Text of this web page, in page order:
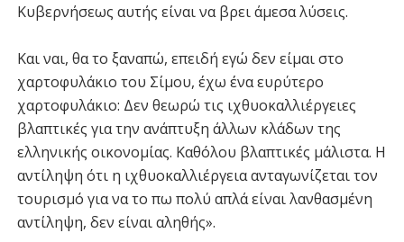
Κυβερνήσεως αυτής είναι να βρει άμεσα λύσεις.
Και ναι, θα το ξαναπώ, επειδή εγώ δεν είμαι στο
χαρτοφυλάκιο του Σίμου, έχω ένα ευρύτερο
χαρτοφυλάκιο: Δεν θεωρώ τις ιχθυοκαλλιέργειες
βλαπτικές για την ανάπτυξη άλλων κλάδων της
ελληνικής οικονομίας. Καθόλου βλαπτικές μάλιστα. Η
αντίληψη ότι η ιχθυοκαλλιέργεια ανταγωνίζεται τον
τουρισμό για να το πω πολύ απλά είναι λανθασμένη
αντίληψη, δεν είναι αληθής».